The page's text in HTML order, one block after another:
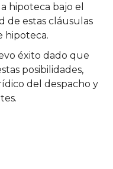
hipoteca bajo el
de estas cláusulas
hipoteca.
éxito dado que
posibilidades,
del despacho y